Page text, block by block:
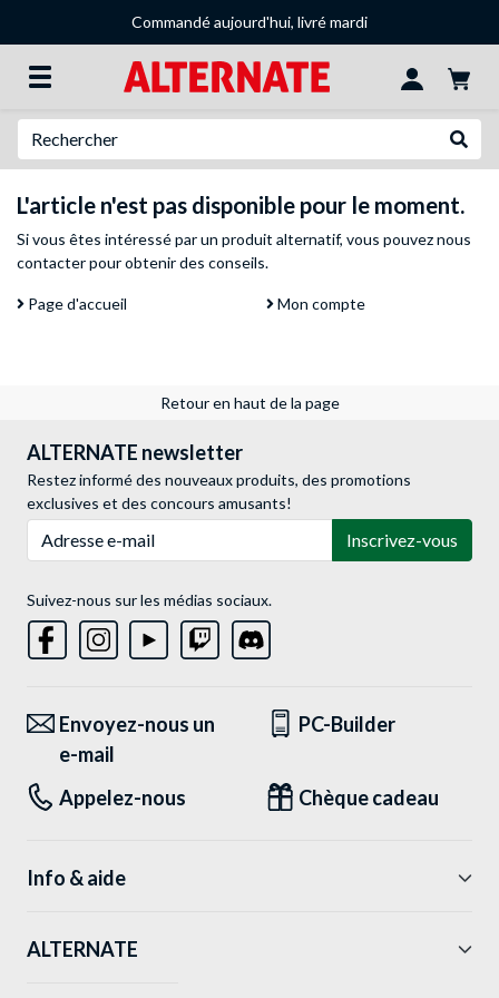
Commandé aujourd'hui, livré mardi
L'article n'est pas disponible pour le moment.
Si vous êtes intéressé par un produit alternatif, vous pouveznous
contacterpour obtenir des conseils.
Page d'accueil Mon compte
Retour en haut de la page
ALTERNATE newsletter
Restez informé des nouveaux produits, des promotions
exclusives et des concours amusants!
Inscrivez-vous
Suivez-nous sur les médias sociaux.
Envoyez-nous un
e-mail
PC-Builder
Appelez-nous Chèque cadeau
Info & aide
ALTERNATE